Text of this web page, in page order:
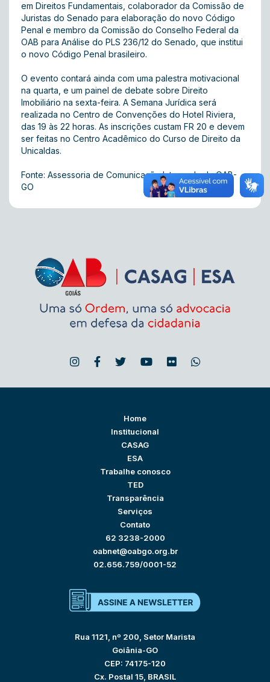
em Direitos Fundamentais, colaborador da Comissão de
Juristas do Senado para elaboração do novo Código
Penal e membro da Comissão do Conselho Federal da
OAB para Análise do PLS 236/12 do Senado, que institui
o novo Código Penal brasileiro.
O evento contará ainda com uma palestra motivacional
na quarta, e um painel de debate sobre Direito
Imobiliário na sexta-feira. A Semana Jurídica será
realizada no Centro de Convenções do Hotel Riviera,
das 19 às 22 horas. As inscrições custam FR 20 e devem
ser feitas no Centro Acadêmico do Curso de Direito da
Unicaldas.
Fonte: Assessoria de Comunicação Integrada da OAB-
GO
Home
Institucional
CASAG
ESA
Trabalhe conosco
TED
Transparência
Serviços
Contato
62 3238-2000
oabnet@oabgo.org.br
02.656.759/0001-52
Rua 1121, nº 200, Setor Marista
Goiânia-GO
CEP: 74175-120
Cx. Postal 15, BRASIL